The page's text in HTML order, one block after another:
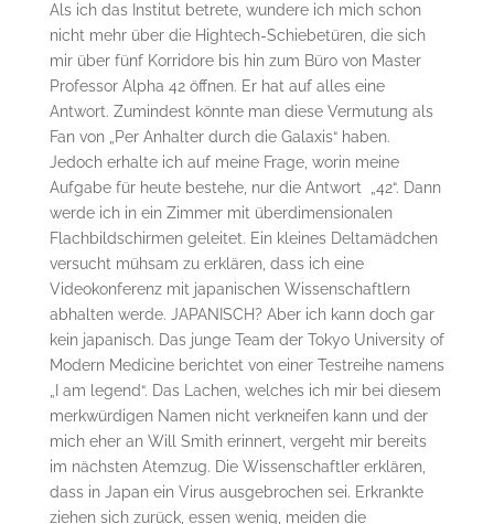
Als ich das Institut betrete, wundere ich mich schon
nicht mehr über die Hightech-Schiebetüren, die sich
mir über fünf Korridore bis hin zum Büro von Master
Professor Alpha 42 öffnen. Er hat auf alles eine
Antwort. Zumindest könnte man diese Vermutung als
Fan von „Per Anhalter durch die Galaxis“ haben.
Jedoch erhalte ich auf meine Frage, worin meine
Aufgabe für heute bestehe, nur die Antwort „42“. Dann
werde ich in ein Zimmer mit überdimensionalen
Flachbildschirmen geleitet. Ein kleines Deltamädchen
versucht mühsam zu erklären, dass ich eine
Videokonferenz mit japanischen Wissenschaftlern
abhalten werde. JAPANISCH? Aber ich kann doch gar
kein japanisch. Das junge Team der Tokyo University of
Modern Medicine berichtet von einer Testreihe namens
„I am legend“. Das Lachen, welches ich mir bei diesem
merkwürdigen Namen nicht verkneifen kann und der
mich eher an Will Smith erinnert, vergeht mir bereits
im nächsten Atemzug. Die Wissenschaftler erklären,
dass in Japan ein Virus ausgebrochen sei. Erkrankte
ziehen sich zurück, essen wenig, meiden die